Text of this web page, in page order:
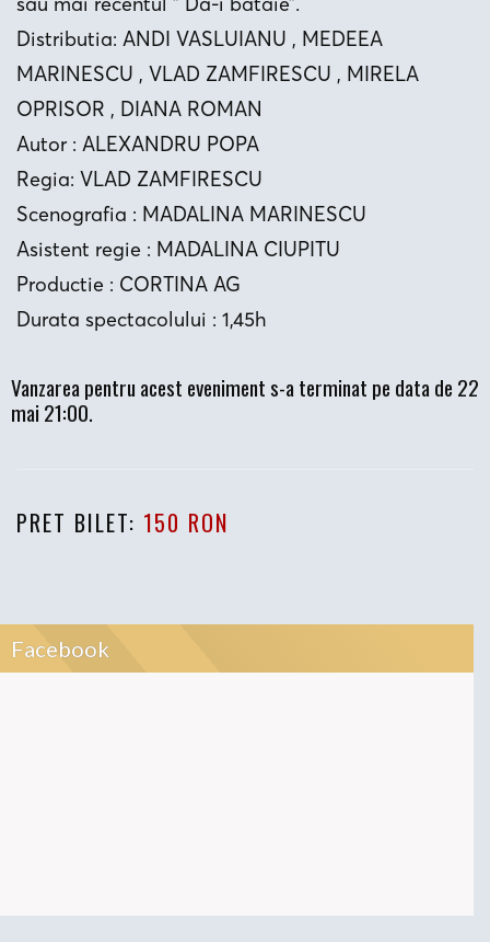
Distributia: ANDI VASLUIANU , MEDEEA
MARINESCU , VLAD ZAMFIRESCU , MIRELA
OPRISOR , DIANA ROMAN
Autor : ALEXANDRU POPA
Regia: VLAD ZAMFIRESCU
Scenografia : MADALINA MARINESCU
Asistent regie : MADALINA CIUPITU
Productie : CORTINA AG
Durata spectacolului : 1,45h
Vanzarea pentru acest eveniment s-a terminat pe data de 22
mai 21:00.
PRET BILET: 150 RON
Facebook